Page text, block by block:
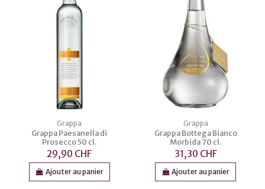
Grappa
Grappa Paesanella di
Prosecco 50 cl.
29,90 CHF
Ajouter au panier
Grappa
Grappa Bottega Bianco
Morbida 70 cl.
31,30 CHF
Ajouter au panier